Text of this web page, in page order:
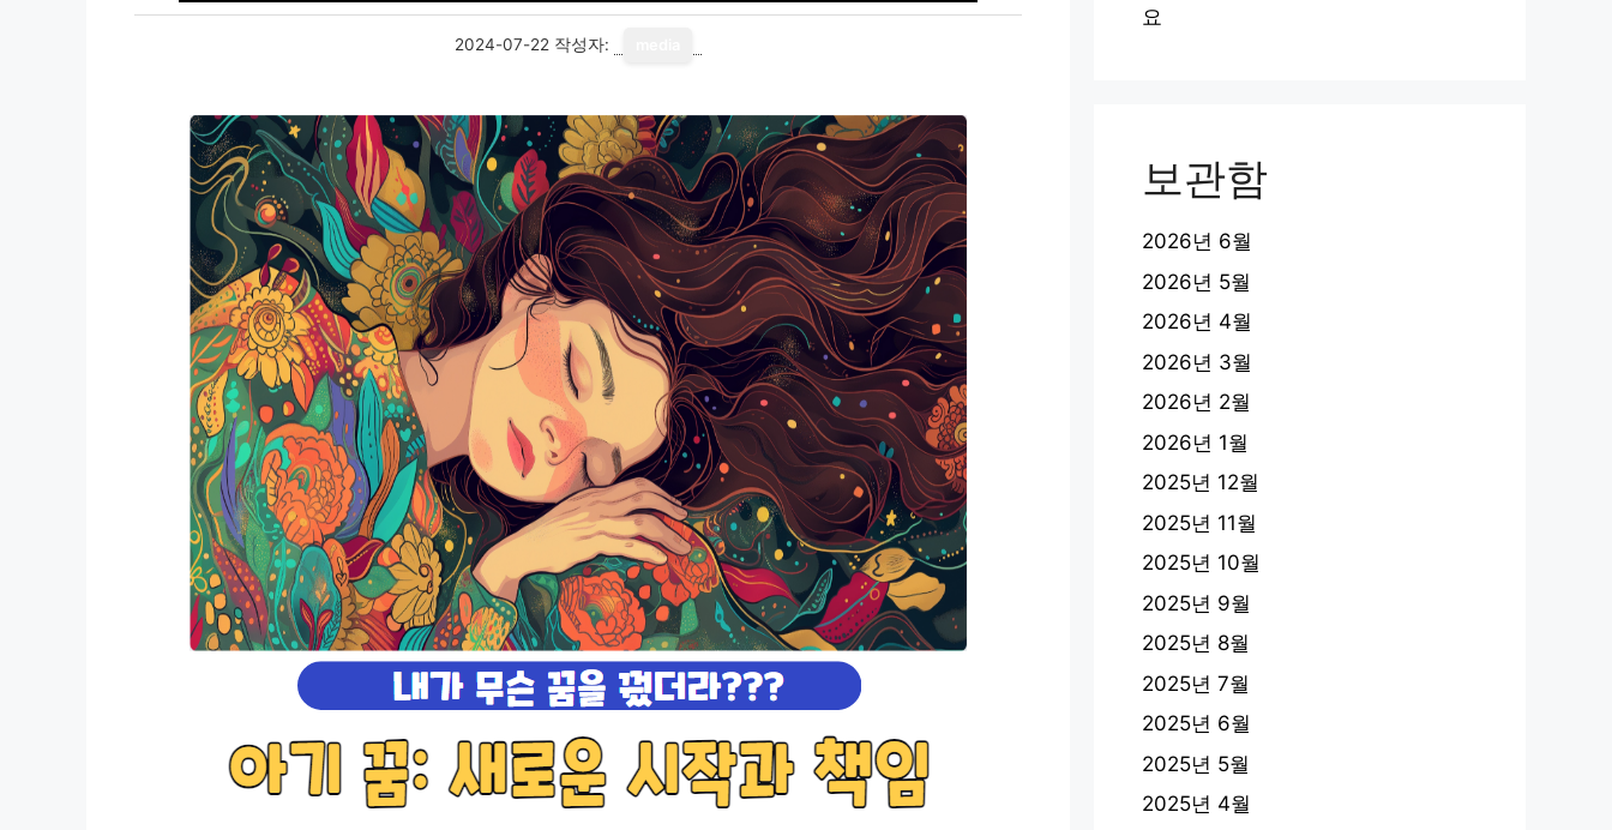
2024-07-22 작성자:
요
보관함
2026년 6월
2026년 5월
2026년 4월
2026년 3월
2026년 2월
2026년 1월
2025년 12월
2025년 11월
2025년 10월
2025년 9월
2025년 8월
2025년 7월
2025년 6월
2025년 5월
2025년 4월